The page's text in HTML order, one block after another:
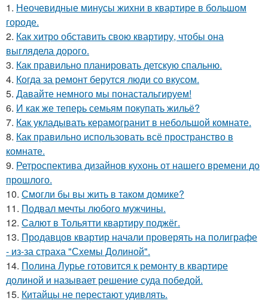
1. Неочевидные минусы жихни в квартире в большом
городе.
2. Как хитро обставить свою квартиру, чтобы она
выглядела дорого.
3. Как правильно планировать детскую спальню.
4. Когда за ремонт берутся люди со вкусом.
5. Давайте немного мы понастальгируем!
6. И как же теперь семьям покупать жильё?
7. Как укладывать керамогранит в небольшой комнате.
8. Как правильно использовать всё пространство в
комнате.
9. Ретроспектива дизайнов кухонь от нашего времени до
прошлого.
10. Смогли бы вы жить в таком домике?
11. Подвал мечты любого мужчины.
12. Салют в Тольятти квартиру поджёг.
13. Продавцов квартир начали проверять на полиграфе
- из-за страха "Схемы Долиной".
14. Полина Лурье готовится к ремонту в квартире
долиной и называет решение суда победой.
15. Китайцы не перестают удивлять.